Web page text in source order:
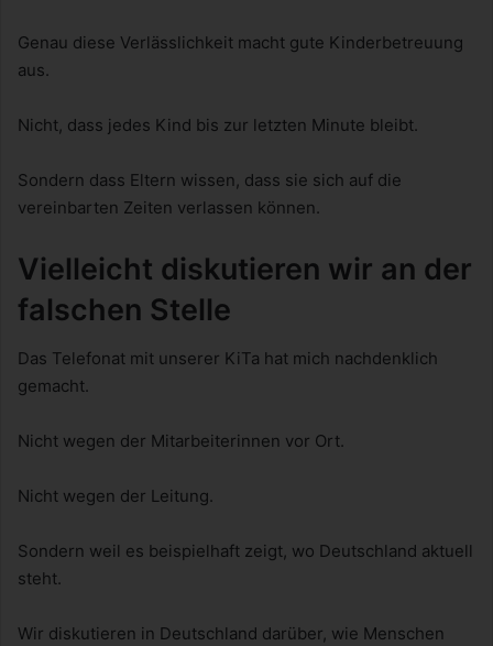
Genau diese Verlässlichkeit macht gute Kinderbetreuung
aus.
Nicht, dass jedes Kind bis zur letzten Minute bleibt.
Sondern dass Eltern wissen, dass sie sich auf die
vereinbarten Zeiten verlassen können.
Vielleicht diskutieren wir an der
falschen Stelle
Das Telefonat mit unserer KiTa hat mich nachdenklich
gemacht.
Nicht wegen der Mitarbeiterinnen vor Ort.
Nicht wegen der Leitung.
Sondern weil es beispielhaft zeigt, wo Deutschland aktuell
steht.
Wir diskutieren in Deutschland darüber, wie Menschen